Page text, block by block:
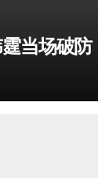
当场破防